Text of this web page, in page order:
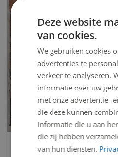
In de sloot poseren
Deze website
van cookies.
We gebruiken cookies
advertenties te
verkeer te analyseren.
informatie over uw
met onze advertentie-
die deze kunnen
informatie die u aan
die zij hebben
van hun diensten.